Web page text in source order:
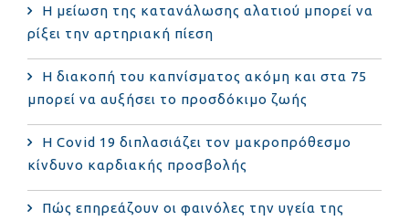
Η μείωση της κατανάλωσης αλατιού μπορεί να
ρίξει την αρτηριακή πίεση
Η διακοπή του καπνίσματος ακόμη και στα 75
μπορεί να αυξήσει το προσδόκιμο ζωής
Η Covid 19 διπλασιάζει τον μακροπρόθεσμο
κίνδυνο καρδιακής προσβολής
Πώς επηρεάζουν οι φαινόλες την υγεία της